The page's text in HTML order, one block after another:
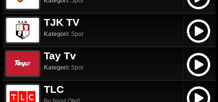
TJK TV
Kategori: Spor
Tay Tv
Kategori: Spor
TLC